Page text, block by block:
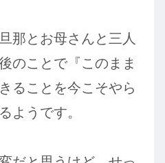
那とお母さんと三人
のことで『このまま
ることを今こそやら
ようです。